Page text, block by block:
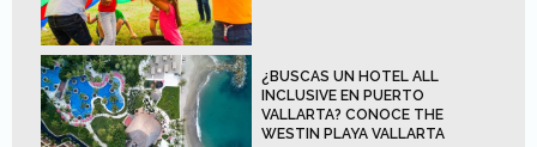
¿BUSCAS UN HOTEL ALL
INCLUSIVE EN PUERTO
VALLARTA? CONOCE THE
WESTIN PLAYA VALLARTA